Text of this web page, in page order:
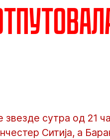
сутра од 21
Ситија, а